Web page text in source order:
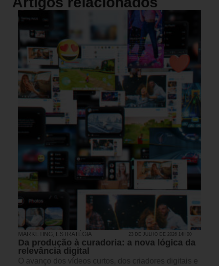
MARKETING, ESTRATÉGIA 23 DE JULHO DE 2026 14H00
Da produção à curadoria: a nova lógica da
relevância digital
O avanço dos vídeos curtos, dos criadores digitais e